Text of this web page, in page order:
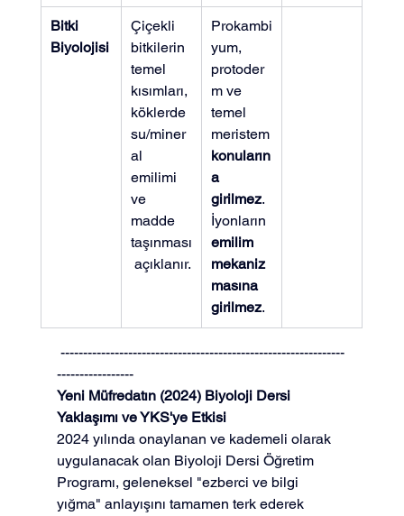
Bitki
Biyolojisi
Çiçekli
bitkilerin
temel
kısımları,
köklerde
su/miner
al
emilimi
ve
madde
taşınması
açıklanır.
Prokambi
yum,
protoder
m ve
temel
meristem
konuların
a
girilmez.
İyonların
emilim
mekaniz
masına
girilmez.
-----------------
Yeni Müfredatın (2024) Biyoloji Dersi
Yaklaşımı ve YKS'ye Etkisi
2024 yılında onaylanan ve kademeli olarak
uygulanacak olan Biyoloji Dersi Öğretim
Programı, geleneksel "ezberci ve bilgi
yığma" anlayışını tamamen terk ederek